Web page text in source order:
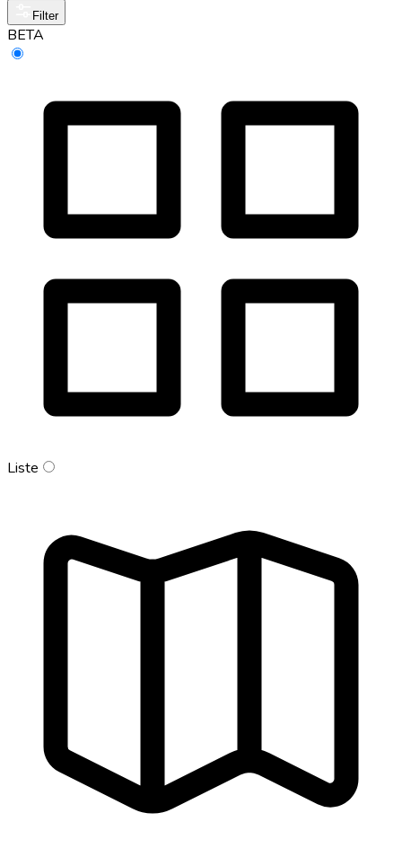
Filter
BETA
Liste